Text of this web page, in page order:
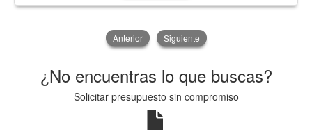
Anterior Siguiente
¿No encuentras lo que buscas?
Solicitar presupuesto sin compromiso